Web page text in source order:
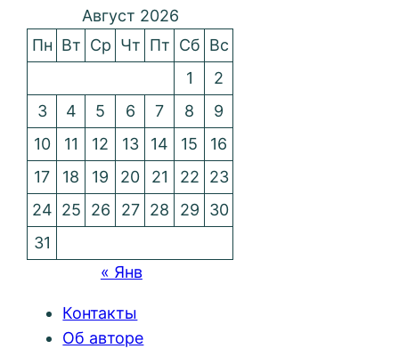
Август 2026
Пн Вт Ср Чт Пт Сб Вс
1
2
3
4 5 6 7 8
9
10
11 12 13 14 15
16
17
18 19 20 21 22
23
24 25 26 27 28 29
30
31
« Янв
Контакты
Об авторе